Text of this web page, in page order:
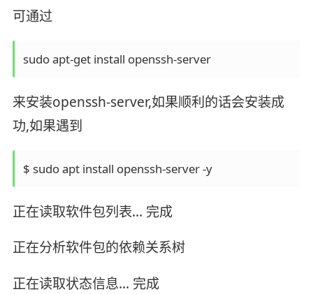
可通过
sudo apt-get install openssh-server
来安装openssh-server,如果顺利的话会安装成
功,如果遇到
$ sudo apt install openssh-server -y
正在读取软件包列表... 完成
正在分析软件包的依赖关系树
正在读取状态信息... 完成